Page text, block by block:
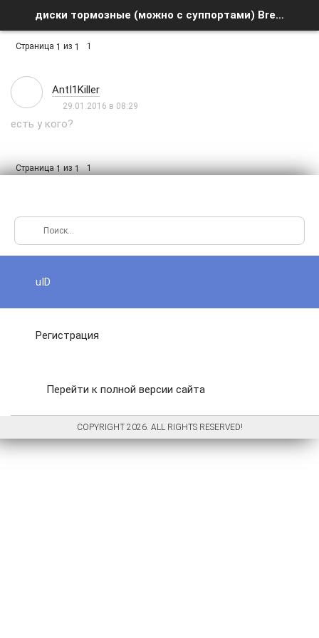
диски тормозные (можно с суппортами) Brembo на DC5 - Список форумов
Страница 1 из 1 1
AntI1Killer
29.01.2016 в 08:29
есть у кого?
Страница1из1 1
uID
Регистрация
Перейти к полной версии сайта
COPYRIGHT 2026. ALL RIGHTS RESERVED!